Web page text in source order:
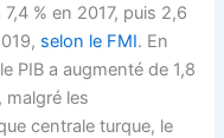
% en 2017, puis 2,6
selon le FMI. En
PIB a augmenté de 1,8
malgré les
centrale turque, le